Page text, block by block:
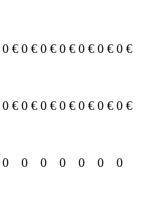
0 € 0 € 0 € 0 € 0 € 0 € 0 €
0 € 0 € 0 € 0 € 0 € 0 € 0 €
0 0 0 0 0 0 0